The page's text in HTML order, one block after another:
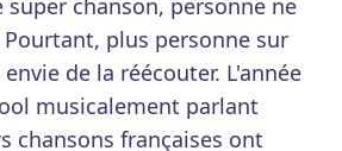
chanson, personne ne
plus personne sur
de la réécouter. L'année
musicalement parlant
chansons françaises ont